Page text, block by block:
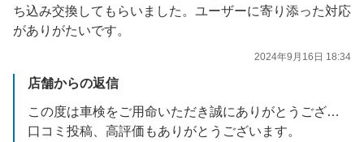
ち込み交換してもらいました。ユーザーに寄り添った対応
がありがたいです。
2024年9月16日 18:34
店舗からの返信
この度は車検をご用命いただき誠にありがとうございます。
口コミ投稿、高評価もありがとうございます。